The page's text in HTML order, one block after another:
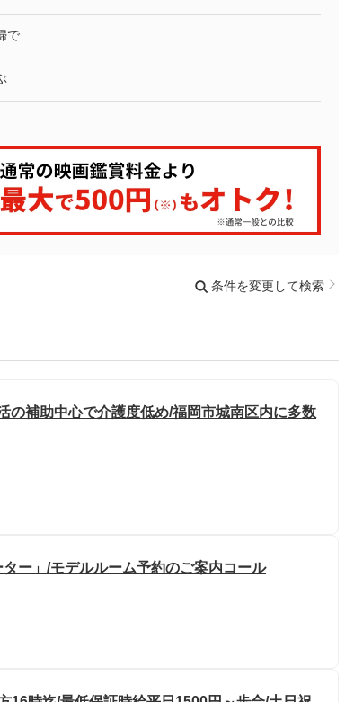
で
条件を変更して検索
の補助中心で介護度低め/福岡市城南区内に多数
ー」/モデルルーム予約のご案内コール